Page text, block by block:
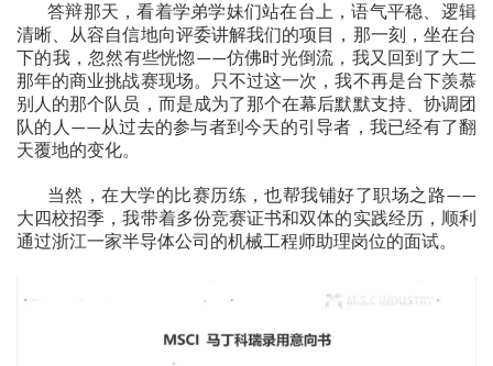
答辩那天，看着学弟学妹们站在台上，语气平稳、逻辑
清晰、从容自信地向评委讲解我们的项目，那一刻，坐在台
下的我，忽然有些恍惚——仿佛时光倒流，我又回到了大二
那年的商业挑战赛现场。只不过这一次，我不再是台下羡慕
别人的那个队员，而是成为了那个在幕后默默支持、协调团
队的人 ——从过去的参与者到今天的引导者，我已经有了翻
天覆地的变化。
当然，在大学的比赛历练，也帮我铺好了职场之路——
大四校招季，我带着多份竞赛证书和双体的实践经历，顺利
通过浙江一家半导体公司的机械工程师助理岗位的面试。